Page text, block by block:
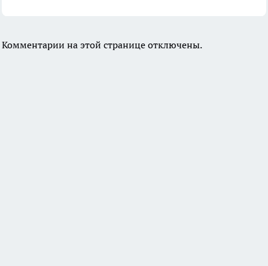
Комментарии на этой странице отключены.